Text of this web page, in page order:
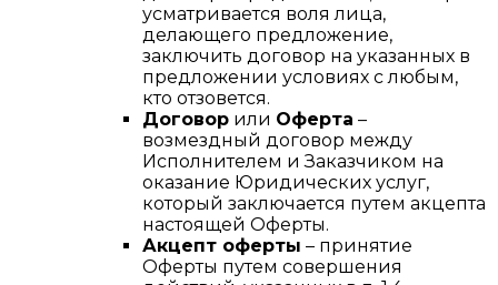
усматривается воля лица,
делающего предложение,
заключить договор на указанных в
предложении условиях с любым,
кто отзовется.
Договор или Оферта –
возмездный договор между
Исполнителем и Заказчиком на
оказание Юридических услуг,
который заключается путем акцепта
настоящей Оферты.
Акцепт оферты – принятие
Оферты путем совершения